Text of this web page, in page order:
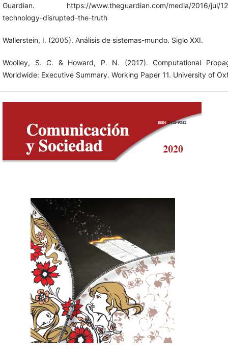
Guardian. https://www.theguardian.com/media/2016/jul/
technology-disrupted-the-truth
Wallerstein, I. (2005). Análisis de sistemas-mundo. Siglo XXI.
Woolley, S. C. & Howard, P. N. (2017). Computational
Worldwide: Executive Summary. Working Paper 11. University of